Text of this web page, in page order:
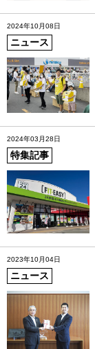
2024年10月08日
ニュース
2024年03月28日
特集記事
2023年10月04日
ニュース